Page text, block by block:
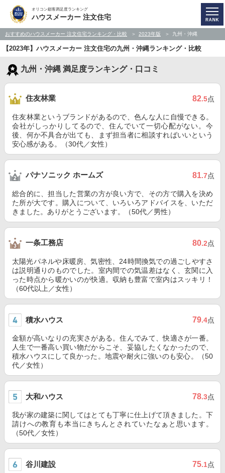
オリコン顧客満足度ランキング
ハウスメーカー 注文住宅
おすすめのハウスメーカー 注文住宅ランキング・比較 2023年版 九州・沖縄
【2023年】ハウスメーカー 注文住宅の九州・沖縄ランキング・比較
九州・沖縄 満足度ランキング・口コミ
住友林業 82.5点
住友林業というブランドがあるので、色んな人に自慢できる。
会社がしっかりしてるので、住んでいて一切心配がない。今
後、何か不具合が出ても、まず担当者に相談すればいいという
安心感がある。（30代／女性）
パナソニック ホームズ 81.7点
総合的に、担当した営業の方が良い方で、その方で購入を決め
た所が大です。購入について、いろいろアドバイスを、いただ
きました。ありがとうございます。（50代／男性）
一条工務店 80.2点
太陽光パネルや床暖房、気密性、24時間換気での過ごしやすさ
は説明通りのものでした。室内間での気温差はなく、玄関に入
った時点から暖かいのが快適。収納も豊富で室内はスッキリ！
（60代以上／女性）
積水ハウス 79.4点
金額が高いなりの充実さがある。住んでみて、快適さが一番。
人生で一番高い買い物だからこそ、妥協したくなかったので、
積水ハウスにして良かった。地震や耐火に強いのも安心。（50
代／女性）
大和ハウス 78.3点
我が家の建築に関してはとても丁寧に仕上げて頂きました。下
請けへの教育も本当にきちんとされていたなぁと思います。
（50代／女性）
谷川建設 75.1点